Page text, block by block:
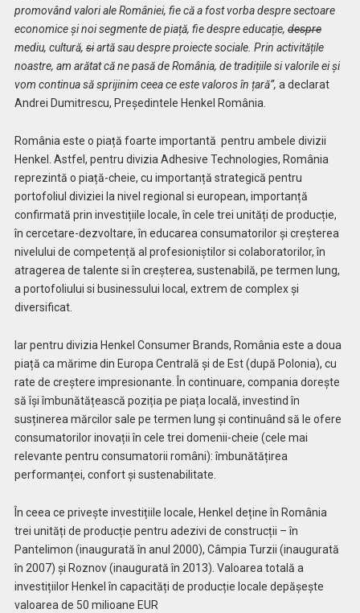
promovând valori ale României, fie că a fost vorba despre sectoare
economice și noi segmente de piață, fie despre educație, despre
mediu, cultură, siartă sau despre proiecte sociale. Prin activitățile
noastre, am arătat că ne pasă de România, de tradițiile si valorile ei și
vom continua să sprijinim ceea ce este valoros în țară”, a declarat
Andrei Dumitrescu, Președintele Henkel România.
România este o piață foarte importantă pentru ambele divizii
Henkel. Astfel, pentru divizia Adhesive Technologies, România
reprezintă o piață-cheie, cu importanță strategică pentru
portofoliul diviziei la nivel regional si european, importanță
confirmată prin investițiile locale, în cele trei unități de producție,
în cercetare-dezvoltare, în educarea consumatorilor și creșterea
nivelului de competență al profesioniștilor si colaboratorilor, în
atragerea de talente si în creșterea, sustenabilă, pe termen lung,
a portofoliului si businessului local, extrem de complex și
diversificat.
Iar pentru divizia Henkel Consumer Brands, România este a doua
piață ca mărime din Europa Centrală și de Est (după Polonia), cu
rate de creștere impresionante. În continuare, compania dorește
să își îmbunătățească poziția pe piața locală, investind în
susținerea mărcilor sale pe termen lung și continuând să le ofere
consumatorilor inovații în cele trei domenii-cheie (cele mai
relevante pentru consumatorii români): îmbunătățirea
performanței, confort și sustenabilitate.
În ceea ce privește investițiile locale, Henkel deține în România
trei unități de producție pentru adezivi de construcții – în
Pantelimon (inaugurată în anul 2000), Câmpia Turzii (inaugurată
în 2007) și Roznov (inaugurată în 2013). Valoarea totală a
investițiilor Henkel în capacități de producție locale depășește
valoarea de 50 milioane EUR